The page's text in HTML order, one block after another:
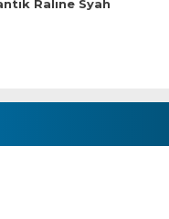
Raline Syah